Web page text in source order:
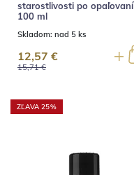
starostlivosti po opaľovaní
100 ml
Skladom: nad 5 ks
15,71 €
12,57 €
ZĽAVA 25%